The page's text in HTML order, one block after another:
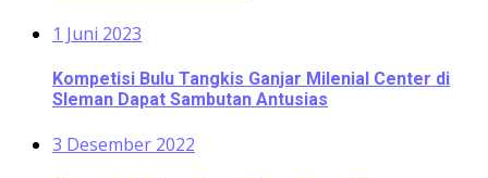
1 Juni 2023
Kompetisi Bulu Tangkis Ganjar Milenial Center di
Sleman Dapat Sambutan Antusias
3 Desember 2022